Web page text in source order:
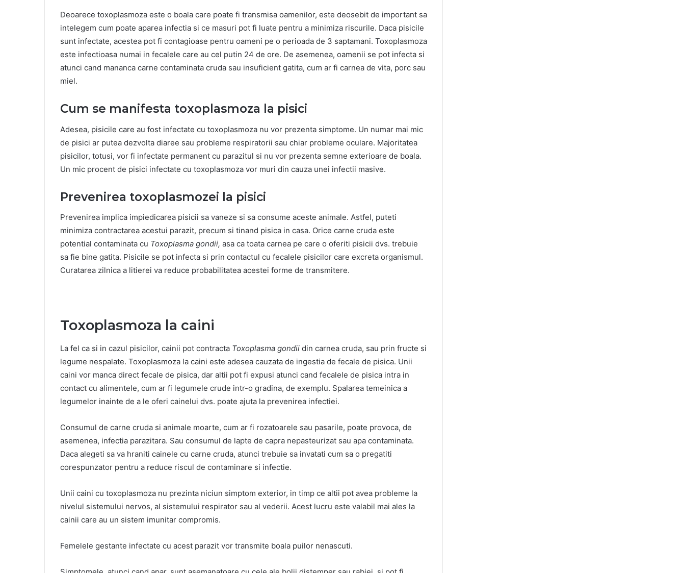
Deoarece toxoplasmoza este o boala care poate fi transmisa oamenilor, este deosebit de important sa
intelegem cum poate aparea infectia si ce masuri pot fi luate pentru a minimiza riscurile. Daca pisicile
sunt infectate, acestea pot fi contagioase pentru oameni pe o perioada de 3 saptamani. Toxoplasmoza
este infectioasa numai in fecalele care au cel putin 24 de ore. De asemenea, oamenii se pot infecta si
atunci cand mananca carne contaminata cruda sau insuficient gatita, cum ar fi carnea de vita, porc sau
miel.
Cum se manifesta toxoplasmoza la pisici
Adesea, pisicile care au fost infectate cu toxoplasmoza nu vor prezenta simptome. Un numar mai mic
de pisici ar putea dezvolta diaree sau probleme respiratorii sau chiar probleme oculare. Majoritatea
pisicilor, totusi, vor fi infectate permanent cu parazitul si nu vor prezenta semne exterioare de boala.
Un mic procent de pisici infectate cu toxoplasmoza vor muri din cauza unei infectii masive.
Prevenirea toxoplasmozei la pisici
Prevenirea implica impiedicarea pisicii sa vaneze si sa consume aceste animale. Astfel, puteti
minimiza contractarea acestui parazit, precum si tinand pisica in casa. Orice carne cruda este
potential contaminata cu Toxoplasma gondii, asa ca toata carnea pe care o oferiti pisicii dvs. trebuie
sa fie bine gatita. Pisicile se pot infecta si prin contactul cu fecalele pisicilor care excreta organismul.
Curatarea zilnica a litierei va reduce probabilitatea acestei forme de transmitere.
Toxoplasmoza la caini
La fel ca si in cazul pisicilor, cainii pot contracta Toxoplasma gondii din carnea cruda, sau prin fructe si
legume nespalate. Toxoplasmoza la caini este adesea cauzata de ingestia de fecale de pisica. Unii
caini vor manca direct fecale de pisica, dar altii pot fi expusi atunci cand fecalele de pisica intra in
contact cu alimentele, cum ar fi legumele crude intr-o gradina, de exemplu. Spalarea temeinica a
legumelor inainte de a le oferi cainelui dvs. poate ajuta la prevenirea infectiei.
Consumul de carne cruda si animale moarte, cum ar fi rozatoarele sau pasarile, poate provoca, de
asemenea, infectia parazitara. Sau consumul de lapte de capra nepasteurizat sau apa contaminata.
Daca alegeti sa va hraniti cainele cu carne cruda, atunci trebuie sa invatati cum sa o pregatiti
corespunzator pentru a reduce riscul de contaminare si infectie.
Unii caini cu toxoplasmoza nu prezinta niciun simptom exterior, in timp ce altii pot avea probleme la
nivelul sistemului nervos, al sistemului respirator sau al vederii. Acest lucru este valabil mai ales la
cainii care au un sistem imunitar compromis.
Femelele gestante infectate cu acest parazit vor transmite boala puilor nenascuti.